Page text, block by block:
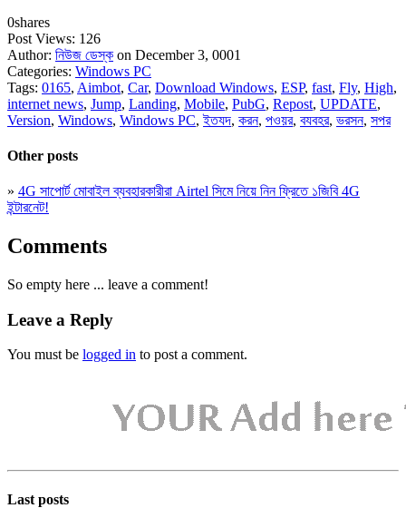
0shares
Post Views: 126
Author: নিউজ ডেস্ক on December 3, 0001
Categories: Windows PC
Tags: 0165, Aimbot, Car, Download Windows, ESP, fast, Fly, High,
internet news, Jump, Landing, Mobile, PubG, Repost, UPDATE,
Version, Windows, Windows PC,ইতযদ, করন, পওয়র, বযবহর, ভরসন, সপর
Other posts
» 4G সাপোর্ট মোবাইল ব্যবহারকারীরা Airtel সিমে নিয়ে নিন ফ্রিতে ১জিবি 4G
ইন্টারনেট!
Comments
So empty here ... leave a comment!
Leave a Reply
You must be logged in to post a comment.
Last posts